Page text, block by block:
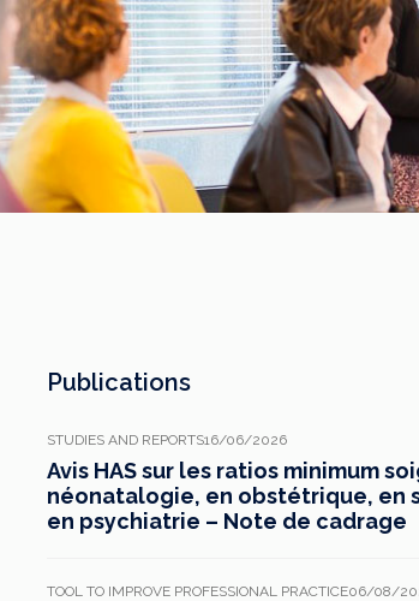
aujourd’hui ses travaux, destinés
aux professionnels de santé [1]
impliqués dans le suivi de ces
patients.
Publications
STUDIES AND REPORTS16/06/2026
Avis HAS sur les ratios minimum
néonatalogie, en obstétrique, en
en psychiatrie – Note de cadrage
TOOL TO IMPROVE PROFESSIONAL PRACTICE06/08/